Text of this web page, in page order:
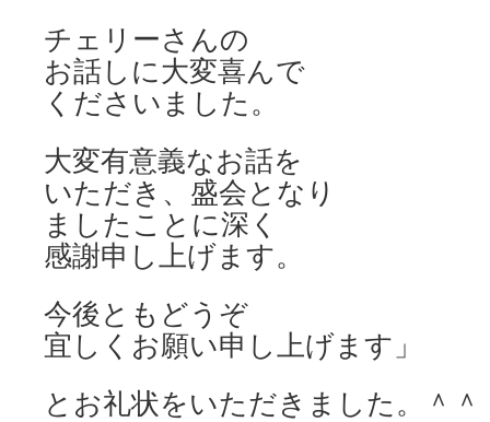
チェリーさんの
お話しに大変喜んで
くださいました。
大変有意義なお話を
いただき、盛会となり
ましたことに深く
感謝申し上げます。
今後ともどうぞ
宜しくお願い申し上げます」
とお礼状をいただきました。＾＾